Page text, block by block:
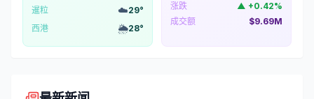
暹粒
☁️29°
西港
🌦️28°
涨跌
▲ +0.42%
成交额
$9.69M